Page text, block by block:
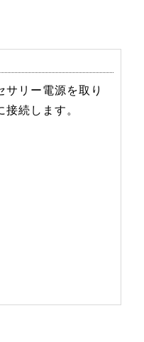
サリー電源を取り
続します。